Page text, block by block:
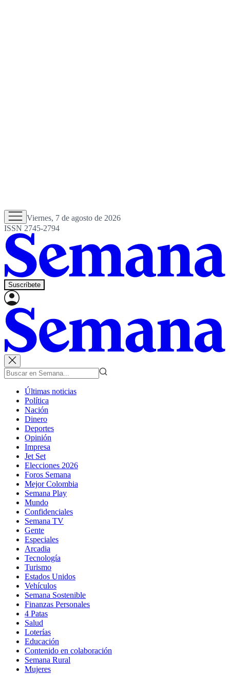
Viernes, 7 de agosto de 2026
ISSN 2745-2794
Suscríbete
Últimas noticias
Política
Nación
Dinero
Deportes
Opinión
Impresa
Jet Set
Elecciones 2026
Foros Semana
Mejor Colombia
Semana Play
Mundo
Confidenciales
Semana TV
Gente
Especiales
Arcadia
Tecnología
Turismo
Estados Unidos
Vehículos
Semana Sostenible
Finanzas Personales
4 Patas
Salud
Loterías
Educación
Contenido en colaboración
Semana Rural
Mujeres